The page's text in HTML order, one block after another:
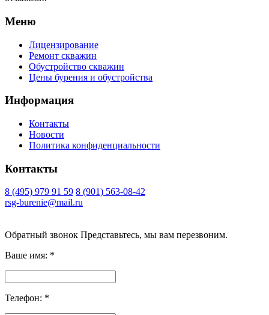
Меню
Лицензирование
Ремонт скважин
Обустройство скважин
Цены бурения и обустройства
Информация
Контакты
Новости
Политика конфиденциальности
Контакты
8 (495) 979 91 59 8 (901) 563-08-42
rsg-burenie@mail.ru
Обратный звонок Представьтесь, мы вам перезвоним.
Ваше имя: *
Телефон: *